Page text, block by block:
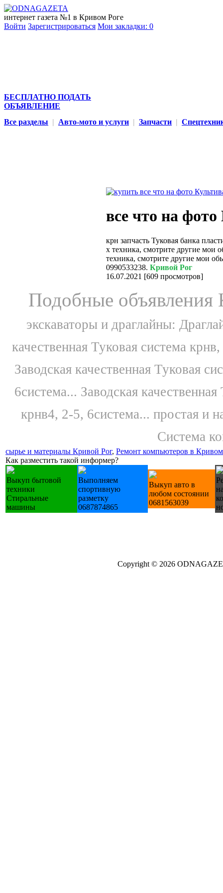
интернет газета №1 в Кривом Роге
Войти Зарегистрироваться Мои закладки: 0
БЕСПЛАТНО ПОДАТЬ
ОБЪЯВЛЕНИЕ
Все разделы | Авто-мото и услуги | Запчасти |
все что на
крн запчасть Туковая банка
х техника, смотрите другие мои
техника, смотрите другие мои
0990533238. Кривой Рог
16.07.2021 [609 просмотров]
Подобные объявления
экскаваторы и драглайны:
качественная Туковая система
Заводская качественная Туковая
6система... Заводская
крнв4, 2-5, 6система...простая и
Система
сырье и материалы Кривой Рог, Ремонт компьютеров в
Как разместить такой информер?
Выкуп бытовой
техники
Стиральные
машины
Выполняем
спортивную
разметку
0687874865
Выкуп авто в
любом состоянии
0681563039
Copyright © 2026